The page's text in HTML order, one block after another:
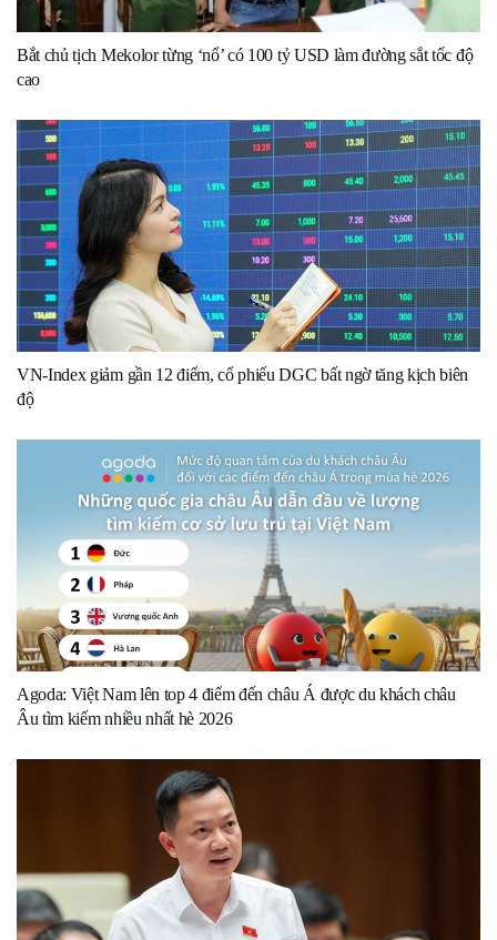
Bắt chủ tịch Mekolor từng ‘nổ’ có 100 tỷ USD làm đường sắt tốc độ
cao
VN-Index giảm gần 12 điểm, cổ phiếu DGC bất ngờ tăng kịch biên
độ
Agoda: Việt Nam lên top 4 điểm đến châu Á được du khách châu
Âu tìm kiếm nhiều nhất hè 2026